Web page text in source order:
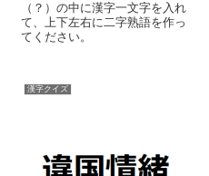
（？）の中に漢字一文字を入れ
て、上下左右に二字熟語を作っ
てください。
漢字クイズ